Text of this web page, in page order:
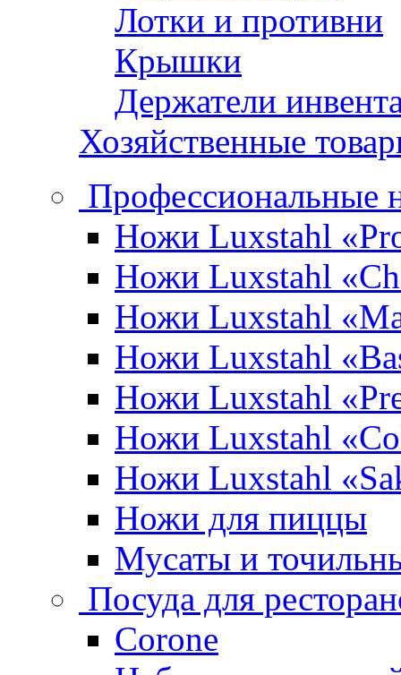
Лотки и противни
Крышки
Держатели
Хозяйственные
Профессиональные
Ножи Luxstahl
Ножи Luxstahl
Ножи Luxstahl
Ножи Luxstahl
Ножи Luxstahl
Ножи Luxstahl
Ножи Luxstahl
Ножи для пиццы
Мусаты и
Посуда для
Corone